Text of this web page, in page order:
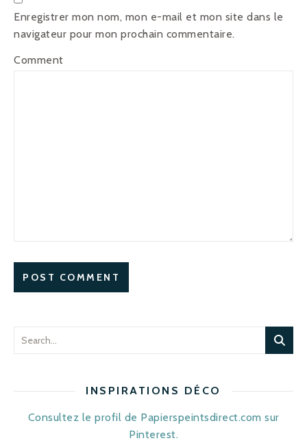
Enregistrer mon nom, mon e-mail et mon site dans le
navigateur pour mon prochain commentaire.
Comment
INSPIRATIONS DÉCO
Consultez le profil de Papierspeintsdirect.com sur
Pinterest.